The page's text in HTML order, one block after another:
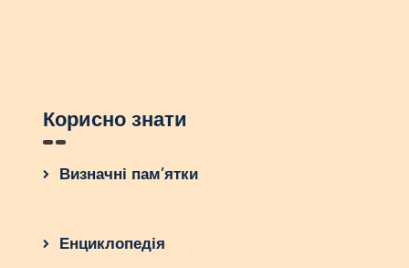
Корисно знати
Визначні пам’ятки
Енциклопедія